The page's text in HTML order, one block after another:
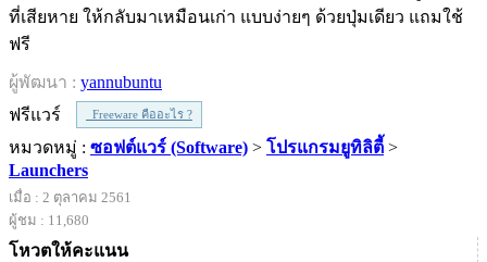
ที่เสียหาย ให้กลับมาเหมือนเก่า แบบง่ายๆ ด้วยปุ่มเดียว แถมใช้
ฟรี
ผู้พัฒนา : yannubuntu
ฟรีแวร์
Freeware คืออะไร ?
หมวดหมู่ : ซอฟต์แวร์ (Software) > โปรแกรมยูทิลิตี้ >
Launchers
เมื่อ : 2 ตุลาคม 2561
ผู้ชม : 11,680
โหวตให้คะแนน